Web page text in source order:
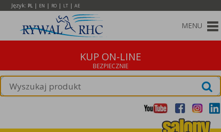
Język: PL | EN | RO | LT | AE
MENU
KUP ON-LINE